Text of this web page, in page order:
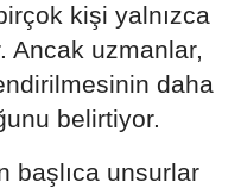
kişi yalnızca
Ancak uzmanlar,
daha
belirtiyor.
başlıca unsurlar